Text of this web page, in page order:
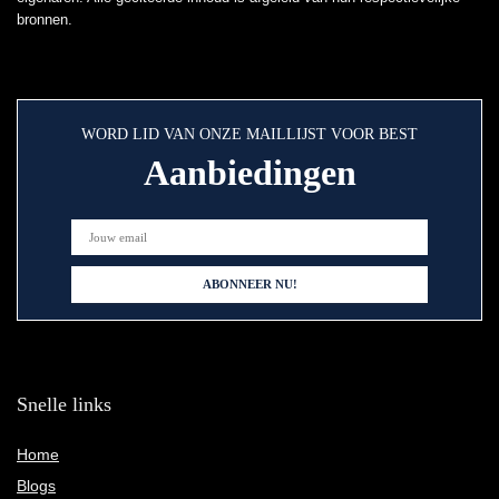
bronnen.
WORD LID VAN ONZE MAILLIJST VOOR BEST
Aanbiedingen
Snelle links
Home
Blogs